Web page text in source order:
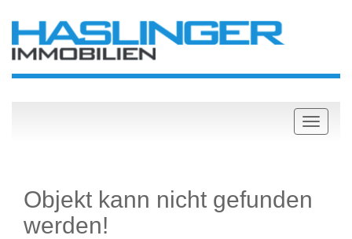
Objekt kann nicht gefunden
werden!